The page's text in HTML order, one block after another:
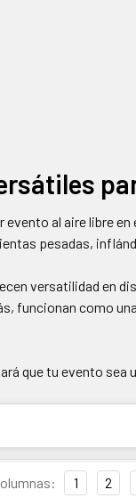
al aire libre
pesadas,
versatilidad en
funcionan como
que tu evento sea
1 2